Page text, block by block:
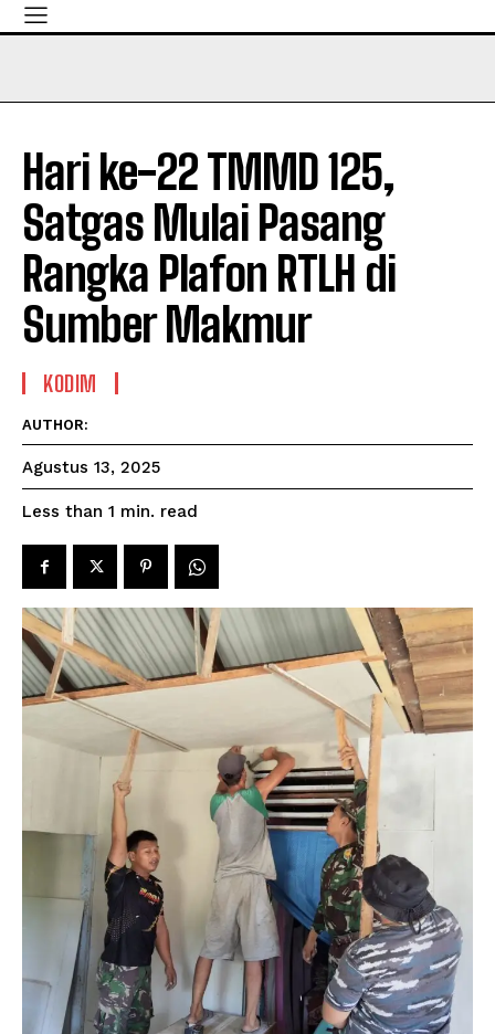
Hari ke-22 TMMD 125,
Satgas Mulai Pasang
Rangka Plafon RTLH di
Sumber Makmur
KODIM
AUTHOR:
Agustus 13, 2025
Less than 1 min. read